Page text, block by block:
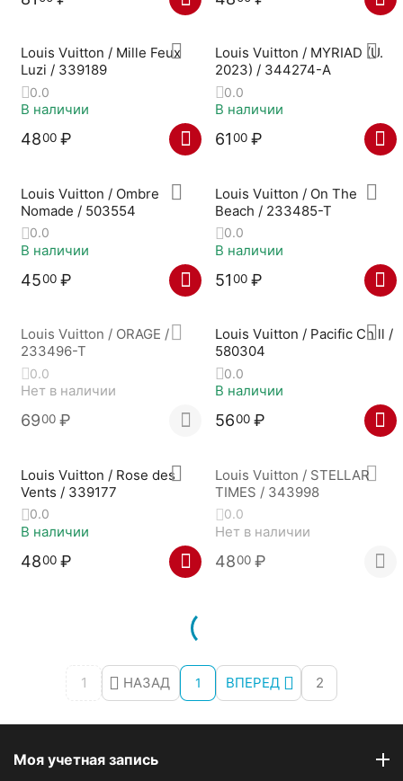
Louis Vuitton / Mille Feux
Luzi / 339189
0.0
В наличии
4800 ₽
Louis Vuitton / MYRIAD (U.
2023) / 344274-A
0.0
В наличии
6100 ₽
Louis Vuitton / Ombre
Nomade / 503554
0.0
В наличии
4500 ₽
Louis Vuitton / On The
Beach / 233485-T
0.0
В наличии
5100 ₽
Louis Vuitton / ORAGE /
233496-T
0.0
Нет в наличии
6900 ₽
Louis Vuitton / Pacific Chill /
580304
0.0
В наличии
5600 ₽
Louis Vuitton / Rose des
Vents / 339177
0.0
В наличии
4800 ₽
Louis Vuitton / STELLAR
TIMES / 343998
0.0
Нет в наличии
4800 ₽
1 НАЗАД 1 ВПЕРЕД 2
Моя учетная запись